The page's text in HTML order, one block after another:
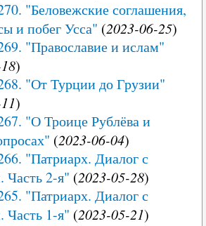
"Беловежские соглашения,
и побег Усса" (2023-06-25)
"Православие и ислам"
)
"От Турции до Грузии"
)
"О Троице Рублёва и
(2023-06-04)
"Патриарх. Диалог с
Часть 2-я" (2023-05-28)
"Патриарх. Диалог с
Часть 1-я" (2023-05-21)